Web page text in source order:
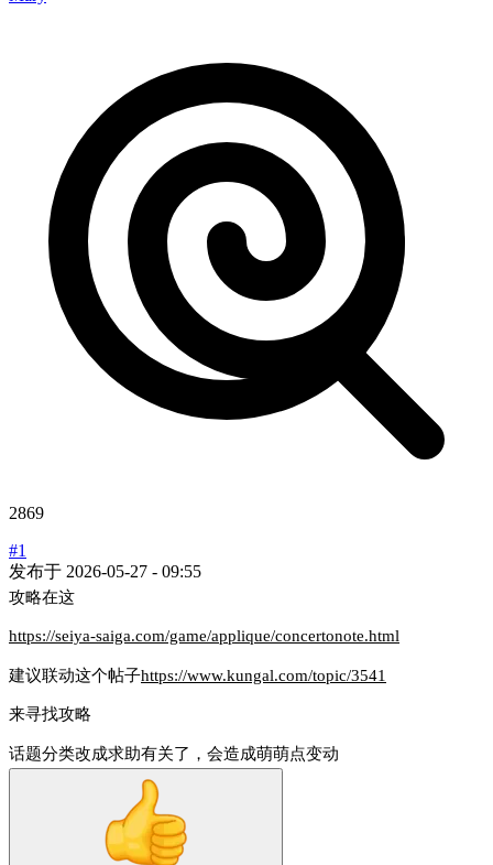
2869
#1
发布于 2026-05-27 - 09:55
攻略在这
https://seiya-saiga.com/game/applique/concertonote.html
建议联动这个帖子https://www.kungal.com/topic/3541
来寻找攻略
话题分类改成求助有关了，会造成萌萌点变动